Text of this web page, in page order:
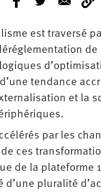
est traversé
de
tendance
et la
par les
ces
de la plateforme
d’une pluralité